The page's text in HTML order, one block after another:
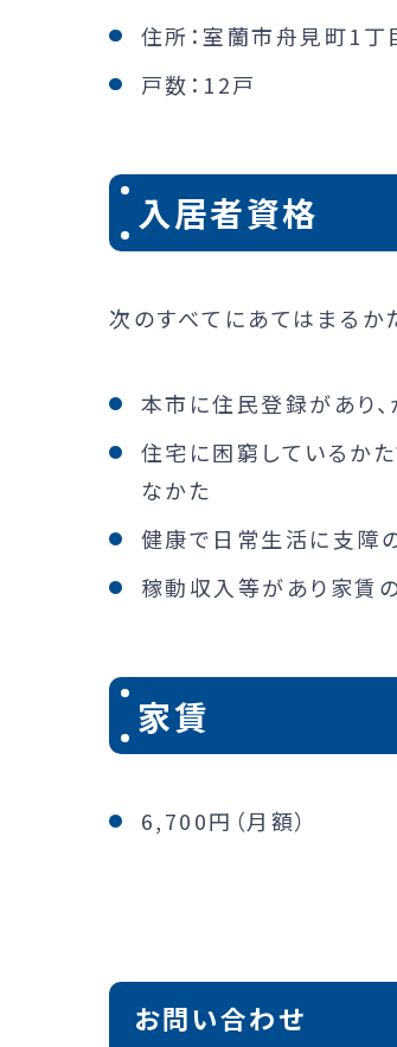
住所：室蘭市舟見町1
戸数：12戸
入居者資格
次のすべてにあてはまるか
本市に住民登録があり
住宅に困窮しているか
なかた
健康で日常生活に支障
稼動収入等があり家賃
家賃
6,700円（月額）
お問い合わせ